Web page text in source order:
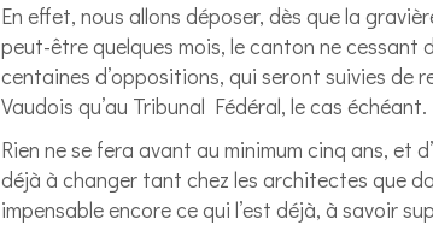
En effet, nous allons déposer, dès que la
peut-être quelques mois, le canton ne cessant
centaines d’oppositions, qui seront suivies de
Vaudois qu’au Tribunal Fédéral, le cas échéant.
Rien ne se fera avant au minimum cinq ans, et
déjà à changer tant chez les architectes que
impensable encore ce qui l’est déjà, à savoir